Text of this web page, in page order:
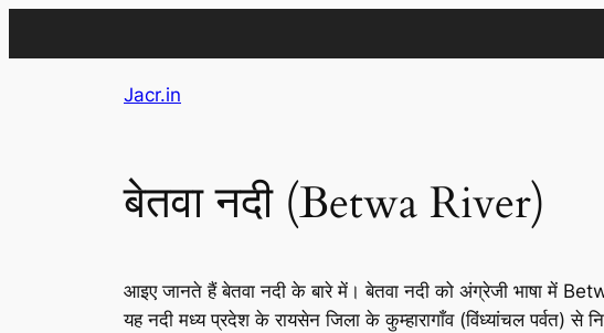
Jacr.in
बेतवा नदी (Betwa River)
आइए जानते हैं बेतवा नदी के बारे में। बेतवा नदी को अंग्रेजी भाषा में
यह नदी मध्य प्रदेश के रायसेन जिला के कुम्हारागाँव (विंध्यांचल पर्वत) से